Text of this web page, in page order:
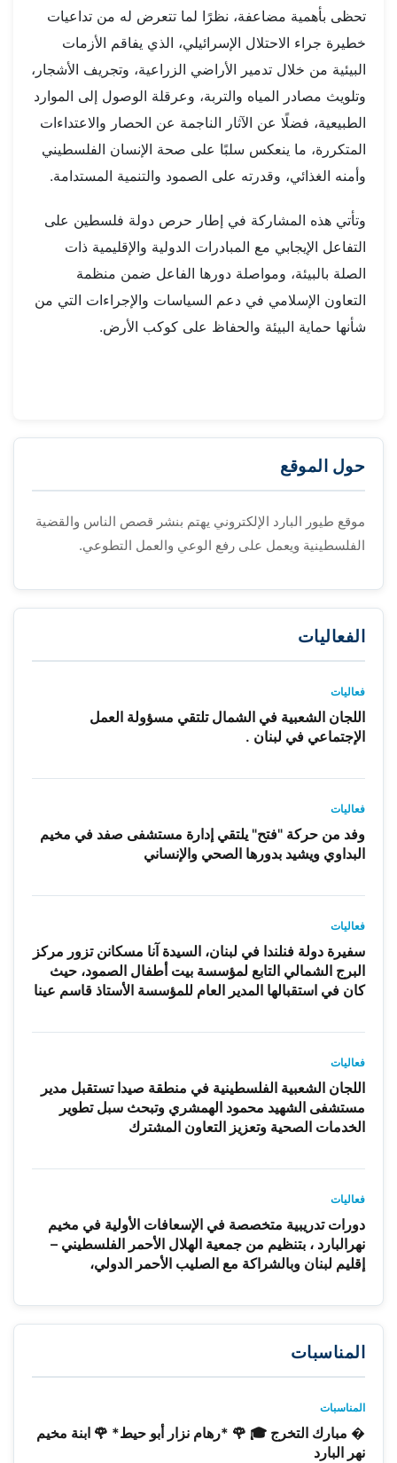
تحظى بأهمية مضاعفة، نظرًا لما تتعرض له من تداعيات
خطيرة جراء الاحتلال الإسرائيلي، الذي يفاقم الأزمات
البيئية من خلال تدمير الأراضي الزراعية، وتجريف الأشجار،
وتلويث مصادر المياه والتربة، وعرقلة الوصول إلى الموارد
الطبيعية، فضلًا عن الآثار الناجمة عن الحصار والاعتداءات
المتكررة، ما ينعكس سلبًا على صحة الإنسان الفلسطيني
وأمنه الغذائي، وقدرته على الصمود والتنمية المستدامة.
وتأتي هذه المشاركة في إطار حرص دولة فلسطين على
التفاعل الإيجابي مع المبادرات الدولية والإقليمية ذات
الصلة بالبيئة، ومواصلة دورها الفاعل ضمن منظمة
التعاون الإسلامي في دعم السياسات والإجراءات التي من
شأنها حماية البيئة والحفاظ على كوكب الأرض.
حول الموقع
موقع طيور البارد الإلكتروني يهتم بنشر قصص الناس والقضية
الفلسطينية ويعمل على رفع الوعي والعمل التطوعي.
الفعاليات
فعاليات
اللجان الشعبية في الشمال تلتقي مسؤولة العمل
الإجتماعي في لبنان .
فعاليات
وفد من حركة "فتح" يلتقي إدارة مستشفى صفد في مخيم
البداوي ويشيد بدورها الصحي والإنساني
فعاليات
سفيرة دولة فنلندا في لبنان، السيدة آنا مسكانن تزور مركز
البرج الشمالي التابع لمؤسسة بيت أطفال الصمود، حيث
كان في استقبالها المدير العام للمؤسسة الأستاذ قاسم عينا
فعاليات
اللجان الشعبية الفلسطينية في منطقة صيدا تستقبل مدير
مستشفى الشهيد محمود الهمشري وتبحث سبل تطوير
الخدمات الصحية وتعزيز التعاون المشترك
فعاليات
دورات تدريبية متخصصة في الإسعافات الأولية في مخيم
نهرالبارد ، بتنظيم من جمعية الهلال الأحمر الفلسطيني –
إقليم لبنان وبالشراكة مع الصليب الأحمر الدولي،
المناسبات
المناسبات
� مبارك التخرج 🎓 🌹 *رهام نزار أبو حيط* 🌹 ابنة مخيم
نهر البارد